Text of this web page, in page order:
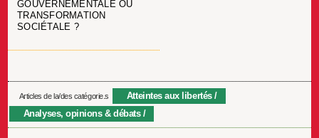
GOUVERNEMENTALE OU
TRANSFORMATION
SOCIÉTALE ?
Articles de la/des catégorie.s
Atteintes aux libertés
Analyses, opinions & débats